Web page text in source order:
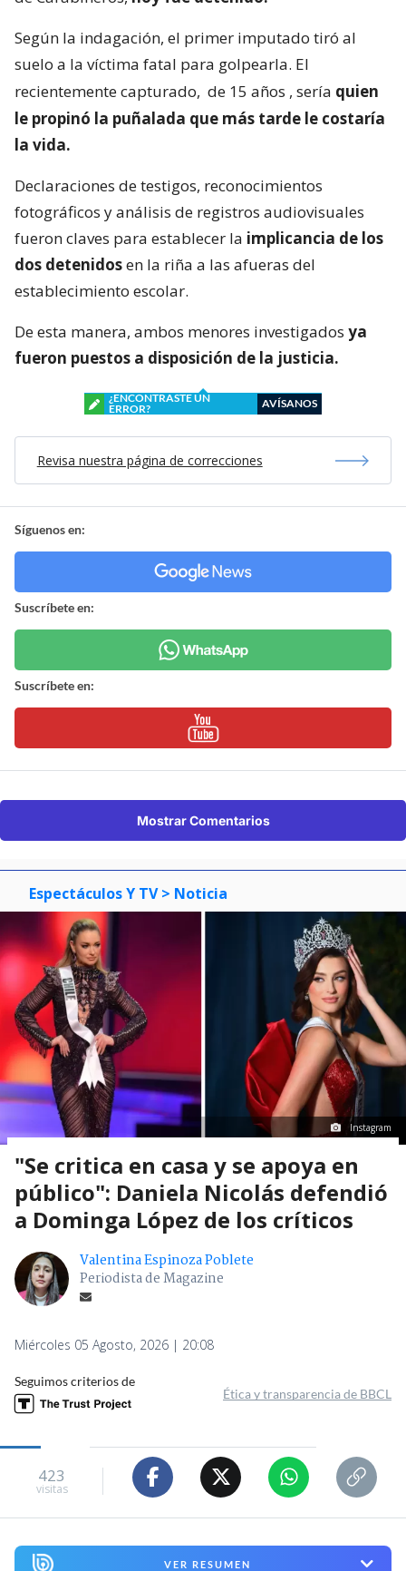
Según la indagación, el primer imputado tiró al
suelo a la víctima fatal para golpearla. El
recientemente capturado, de 15 años , sería quien
le propinó la puñalada que más tarde le costaría
la vida.
Declaraciones de testigos, reconocimientos
fotográficos y análisis de registros audiovisuales
fueron claves para establecer la implicancia de los
dos detenidosen la riña a las afueras del
establecimiento escolar.
De esta manera, ambos menores investigados ya
fueron puestos a disposición de la justicia.
¿ENCONTRASTE UN
ERROR?
AVÍSANOS
Revisa nuestra página de correcciones
Síguenos en:
Suscríbete en:
Suscríbete en:
Mostrar Comentarios
Espectáculos Y TV > Noticia
Instagram
"Se critica en casa y se apoya en
público": Daniela Nicolás defendió
a Dominga López de los críticos
Valentina Espinoza Poblete
Periodista de Magazine
Miércoles 05 Agosto, 2026 | 20:08
Seguimos criterios de
Ética y transparencia de BBCL
423
visitas
VER RESUMEN